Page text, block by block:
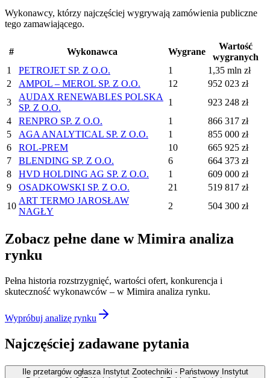
Wykonawcy, którzy najczęściej wygrywają zamówienia publiczne
tego zamawiającego.
# Wykonawca Wygrane
Wartość
wygranych
1
PETROJET SP. Z O.O. 1
1,35 mln zł
2
AMPOL – MEROL SP. Z O.O. 12
952 023 zł
3
AUDAX RENEWABLES POLSKA
SP. Z O.O.
1
923 248 zł
4
RENPRO SP. Z O.O. 1
866 317 zł
5
AGA ANALYTICAL SP. Z O.O. 1
855 000 zł
6
ROL-PREM 10
665 925 zł
7
BLENDING SP. Z O.O. 6
664 373 zł
8
HVD HOLDING AG SP. Z O.O. 1
609 000 zł
9
OSADKOWSKI SP. Z O.O. 21
519 817 zł
10
ART TERMO JAROSŁAW
NAGŁY
2 504 300 zł
Zobacz pełne dane w Mimira analiza
rynku
Pełna historia rozstrzygnięć, wartości ofert, konkurencja i
skuteczność wykonawców – w Mimira analiza rynku.
Wypróbuj analizę rynku
Najczęściej zadawane pytania
Ile przetargów ogłasza Instytut Zootechniki - Państwowy Instytut